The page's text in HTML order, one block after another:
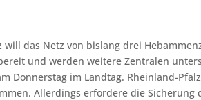
will das Netz von bislang drei
und werden weitere Zentralen
Donnerstag im Landtag. Rheinland-
Allerdings erfordere die Sicherung